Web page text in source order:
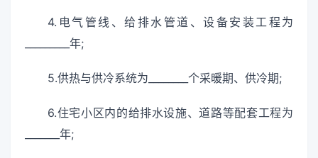
4.电气管线、给排水管道、设备安装工程为
_________年;
5.供热与供冷系统为________个采暖期、供冷期;
6.住宅小区内的给排水设施、道路等配套工程为
_______年;